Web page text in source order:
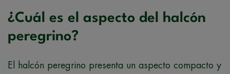
¿Cuál es el aspecto del halcón
peregrino?
El halcón peregrino presenta un aspecto compacto y